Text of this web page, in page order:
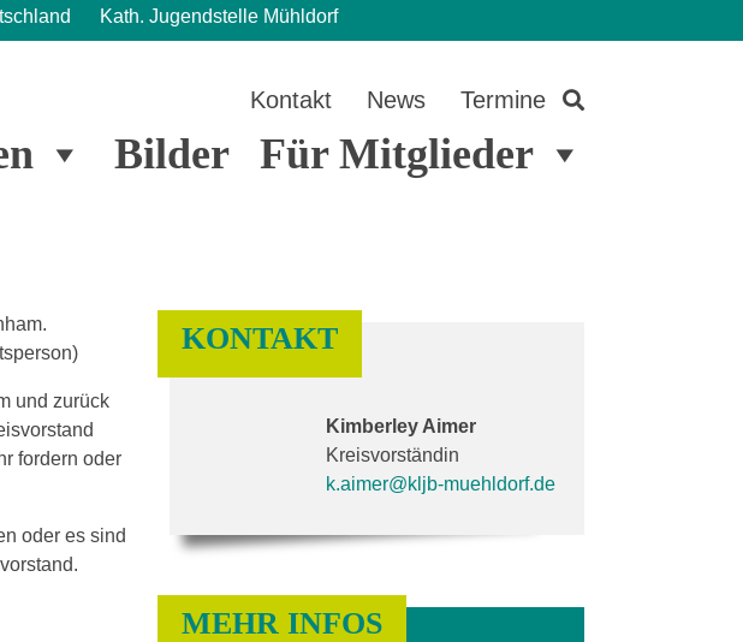
Kath. Jugendstelle Mühldorf
Kontakt News Termine
Bilder Für Mitglieder
und zurück
fordern oder
oder es sind
KONTAKT
Kimberley Aimer
Kreisvorständin
k.aimer@kljb-muehldorf.de
MEHR INFOS